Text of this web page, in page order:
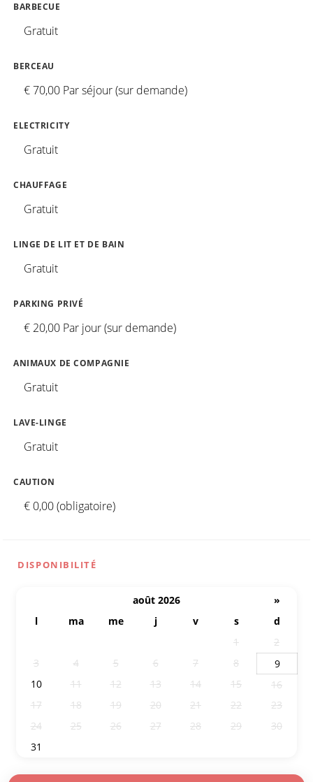
BARBECUE
Gratuit
BERCEAU
€ 70,00 Par séjour (sur demande)
ELECTRICITY
Gratuit
CHAUFFAGE
Gratuit
LINGE DE LIT ET DE BAIN
Gratuit
PARKING PRIVÉ
€ 20,00 Par jour (sur demande)
ANIMAUX DE COMPAGNIE
Gratuit
LAVE-LINGE
Gratuit
CAUTION
€ 0,00 (obligatoire)
DISPONIBILITÉ
août 2026
»
l
ma me j v s
d
1
2
3
4 5 6 7 8
9
10
11 12 13 14 15
16
17
18 19 20 21 22
23
24
25 26 27 28 29
30
31